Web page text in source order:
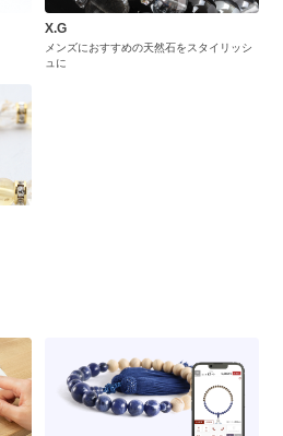
X.G
メンズにおすすめの天然石をスタイリッシ
ュに